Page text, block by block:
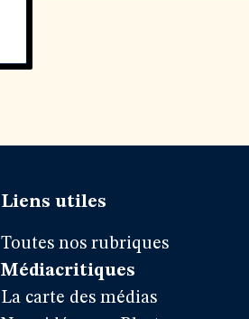
Liens utiles
Toutes nos rubriques
Médiacritiques
La carte des médias